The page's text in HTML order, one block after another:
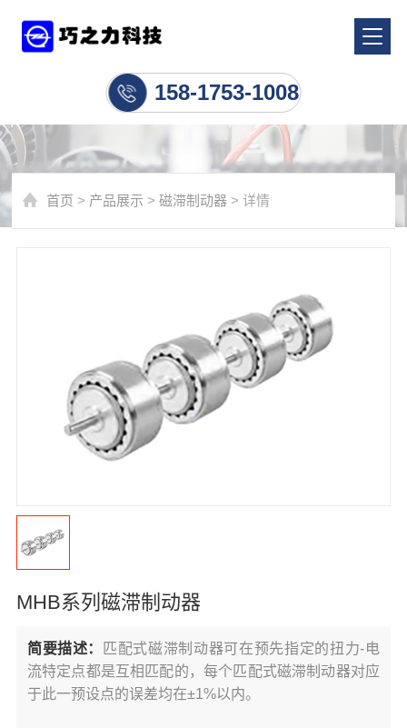
158-1753-1008
磁滞制动器
首页 > 产品展示 >磁滞制动器 > 详情
MHB系列磁滞制动器
简要描述：
匹配式磁滞制动器可在预先指定的扭力-电
流特定点都是互相匹配的，每个匹配式磁滞制动器对应
于此一预设点的误差均在±1%以内。